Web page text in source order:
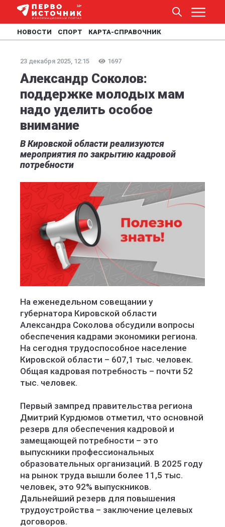
НОВОСТИ СПОРТ КАРТА-СПРАВОЧНИК
23 декабря 2025, 12:15 1697
Александр Соколов:
поддержке молодых мам
надо уделить особое
внимание
В Кировской области реализуются
мероприятия по закрытию кадровой
потребности
На еженедельном совещании у
губернатора Кировской области
Александра Соколова обсудили вопросы
обеспечения кадрами экономики региона.
На сегодня трудоспособное население
Кировской области – 607,1 тыс. человек.
Общая кадровая потребность – почти 52
тыс. человек.
Первый зампред правительства региона
Дмитрий Курдюмов отметил, что основной
резерв для обеспечения кадровой и
замещающей потребности – это
выпускники профессиональных
образовательных организаций. В 2025 году
на рынок труда вышли более 11,5 тыс.
человек, это 92% выпускников.
Дальнейший резерв для повышения
трудоустройства – заключение целевых
договоров.